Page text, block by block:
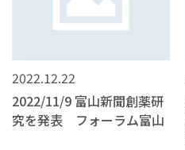
2022.12.22
2022/11/9 富山新聞創薬研
究を発表 フォーラム富山